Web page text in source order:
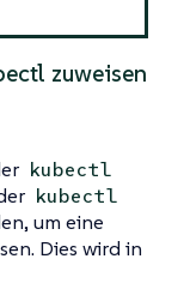
zuweisen
kubectl
kubectl
um eine
Dies wird in